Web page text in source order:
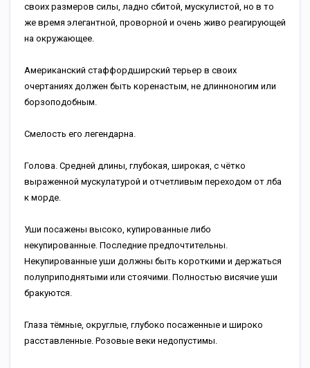
своих размеров силы, ладно сбитой, мускулистой, но в то
же время элегантной, проворной и очень живо реагирующей
на окружающее.
Американский стаффордширский терьер в своих
очертаниях должен быть коренастым, не длинноногим или
борзоподобным.
Смелость его легендарна.
Голова. Средней длины, глубокая, широкая, с чётко
выраженной мускулатурой и отчетливым переходом от лба
к морде.
Уши посажены высоко, купированные либо
некупированные. Последние предпочтительны.
Некупированные уши должны быть короткими и держаться
полуприподнятыми или стоячими. Полностью висячие уши
бракуются.
Глаза тёмные, округлые, глубоко посаженные и широко
расставленные. Розовые веки недопустимы.